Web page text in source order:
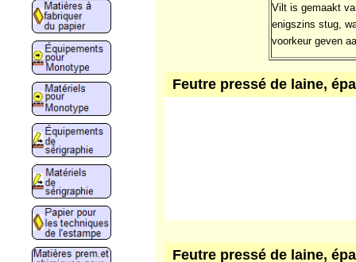
Vilt is gemaakt
enigszins stug,
voorkeur geven
Feutre pressé de laine,